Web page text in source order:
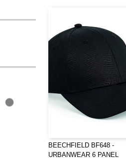
BEECHFIELD BF648 -
URBANWEAR 6 PANEL